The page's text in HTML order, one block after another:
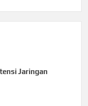
Jaringan